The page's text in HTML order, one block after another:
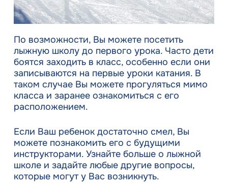
По возможности, Вы можете посетить
лыжную школу до первого урока. Часто дети
боятся заходить в класс, особенно если они
записываются на первые уроки катания. В
таком случае Вы можете прогуляться мимо
класса и заранее ознакомиться с его
расположением.
Если Ваш ребенок достаточно смел, Вы
можете познакомить его с будущими
инструкторами. Узнайте больше о лыжной
школе и задайте любые другие вопросы,
которые могут у Вас возникнуть.